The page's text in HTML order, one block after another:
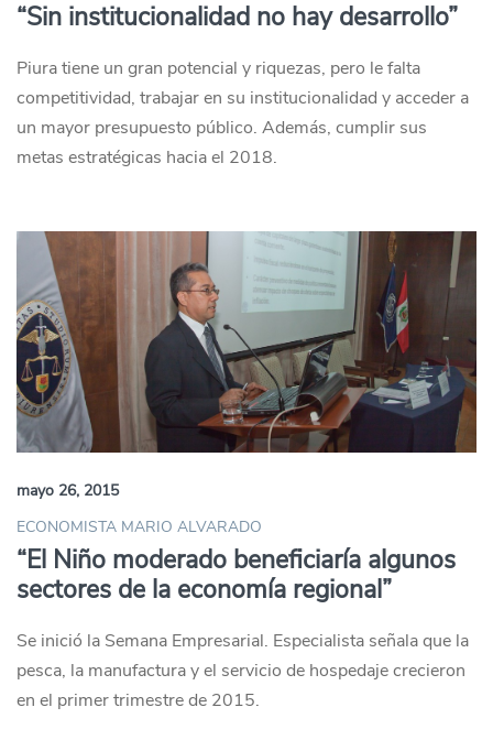
“Sin institucionalidad no hay desarrollo”
Piura tiene un gran potencial y riquezas, pero le falta
competitividad, trabajar en su institucionalidad y acceder a
un mayor presupuesto público. Además, cumplir sus
metas estratégicas hacia el 2018.
mayo 26, 2015
ECONOMISTA MARIO ALVARADO
“El Niño moderado beneficiaría algunos
sectores de la economía regional”
Se inició la Semana Empresarial. Especialista señala que la
pesca, la manufactura y el servicio de hospedaje crecieron
en el primer trimestre de 2015.